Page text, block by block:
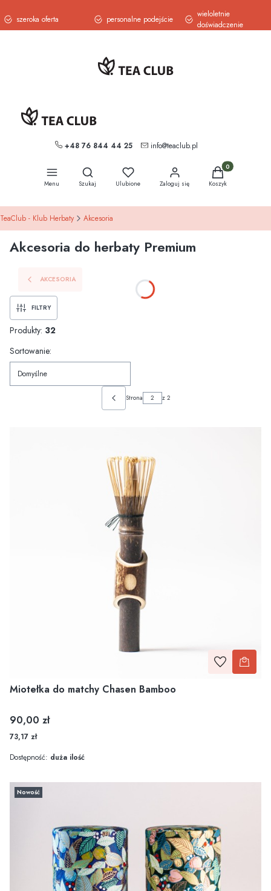
szeroka oferta personalne podejście
wieloletnie
doświadczenie
+48 76 844 44 25 info@teaclub.pl
Menu
Otwórz wyszukiwarkę
Szukaj Ulubione Zaloguj się
Produkty w
Koszyk
TeaClub - Klub Herbaty Akcesoria
Akcesoria do herbaty Premium
AKCESORIA
FILTRY
Produkty: 32
Lista produktów
Sortowanie:
Domyślne
POPRZEDNIE PRODUKTY
Strona z 2
Miotełka do matchy Chasen Bamboo
Cena
90,00 zł
73,17 zł
Dostępność: duża ilość
Nowość